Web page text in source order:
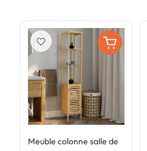
Meuble colonne salle de
favorite_border